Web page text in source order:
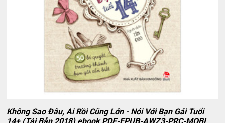
Không Sao Đâu, Ai Rồi Cũng Lớn - Nói Với Bạn Gái Tuổi